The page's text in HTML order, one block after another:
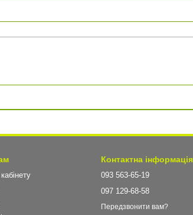
Контактна інформація
093 563-65-19
097 129-68-58
Передзвонити вам?